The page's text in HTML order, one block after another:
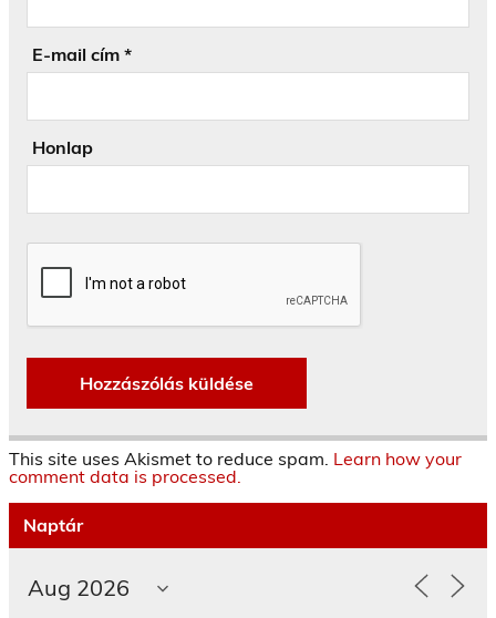
E-mail cím *
Honlap
This site uses Akismet to reduce spam. Learn how your
comment data is processed.
Naptár